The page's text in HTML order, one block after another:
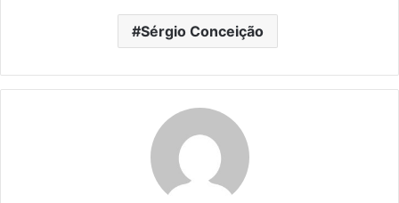
Sérgio Conceição